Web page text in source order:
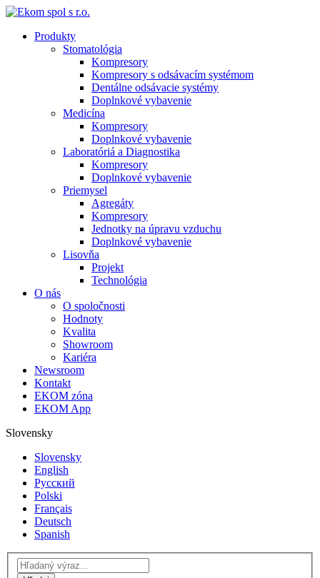
Produkty
Stomatológia
Kompresory
Kompresory s odsávacím systémom
Dentálne odsávacie systémy
Doplnkové vybavenie
Medicína
Kompresory
Doplnkové vybavenie
Laboratóriá a Diagnostika
Kompresory
Doplnkové vybavenie
Priemysel
Agregáty
Kompresory
Jednotky na úpravu vzduchu
Doplnkové vybavenie
Lisovňa
Projekt
Technológia
O nás
O spoločnosti
Hodnoty
Kvalita
Showroom
Kariéra
Newsroom
Kontakt
EKOM zóna
EKOM App
Slovensky
Slovensky
English
Русский
Polski
Français
Deutsch
Spanish